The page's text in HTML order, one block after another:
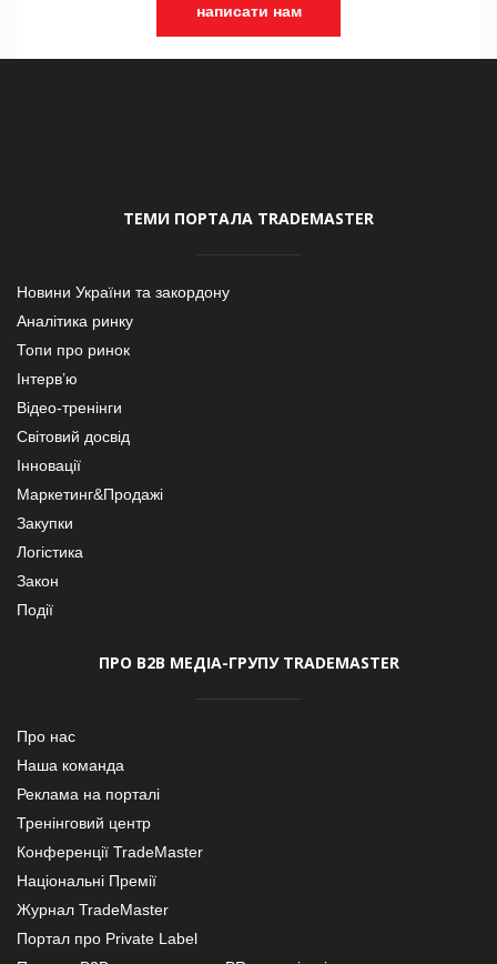
написати нам
ТЕМИ ПОРТАЛА TRADEMASTER
Новини України та закордону
Аналітика ринку
Топи про ринок
Інтерв’ю
Відео-тренінги
Світовий досвід
Інновації
Маркетинг&Продажі
Закупки
Логістика
Закон
Події
ПРО В2В МЕДІА-ГРУПУ TRADEMASTER
Про нас
Наша команда
Реклама на порталі
Тренінговий центр
Конференції TradeMaster
Національні Премії
Журнал TradeMaster
Портал про Private Label